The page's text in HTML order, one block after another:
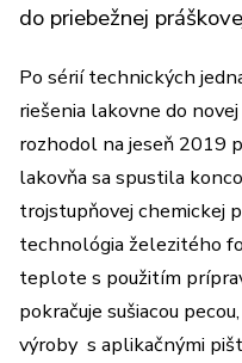
do priebežnej
Po sérií technických
riešenia lakovne do
rozhodol na jeseň 2019
lakovňa sa spustila
trojstupňovej chemickej
technológia železitého
teplote s použitím
pokračuje sušiacou
výroby s aplikačnými